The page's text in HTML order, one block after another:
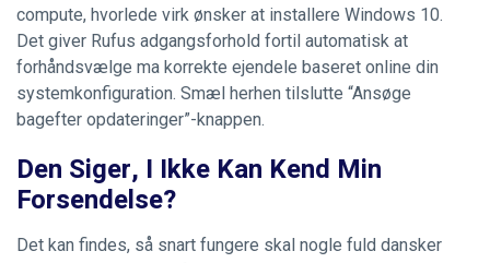
compute, hvorlede virk ønsker at installere Windows 10.
Det giver Rufus adgangsforhold fortil automatisk at
forhåndsvælge ma korrekte ejendele baseret online din
systemkonfiguration. Smæl herhen tilslutte “Ansøge
bagefter opdateringer”-knappen.
Den Siger, I Ikke Kan Kend Min
Forsendelse?
Det kan findes, så snart fungere skal nogle fuld dansker